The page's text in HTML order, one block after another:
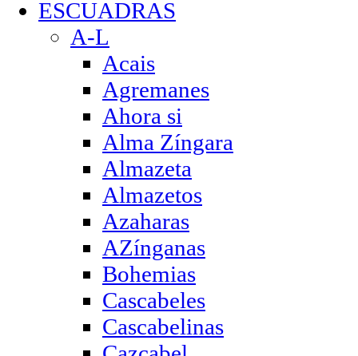
ESCUADRAS
A-L
Acais
Agremanes
Ahora si
Alma Zíngara
Almazeta
Almazetos
Azaharas
AZínganas
Bohemias
Cascabeles
Cascabelinas